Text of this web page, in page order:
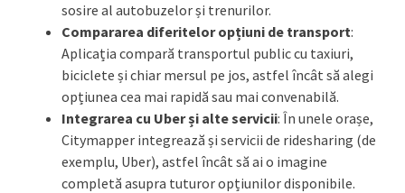
sosire al autobuzelor și trenurilor.
Compararea diferitelor opțiuni de transport:
Aplicația compară transportul public cu taxiuri,
biciclete și chiar mersul pe jos, astfel încât să alegi
opțiunea cea mai rapidă sau mai convenabilă.
Integrarea cu Uber și alte servicii: În unele orașe,
Citymapper integrează și servicii de ridesharing (de
exemplu, Uber), astfel încât să ai o imagine
completă asupra tuturor opțiunilor disponibile.